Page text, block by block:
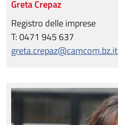
Greta Crepaz
Registro delle imprese
T: 0471 945 637
greta.crepaz@camcom.bz.it